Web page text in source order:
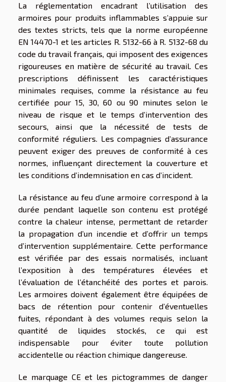
La réglementation encadrant l’utilisation des
armoires pour produits inflammables s’appuie sur
des textes stricts, tels que la norme européenne
EN 14470-1 et les articles R. 5132-66 à R. 5132-68 du
code du travail français, qui imposent des exigences
rigoureuses en matière de sécurité au travail. Ces
prescriptions définissent les caractéristiques
minimales requises, comme la résistance au feu
certifiée pour 15, 30, 60 ou 90 minutes selon le
niveau de risque et le temps d’intervention des
secours, ainsi que la nécessité de tests de
conformité réguliers. Les compagnies d’assurance
peuvent exiger des preuves de conformité à ces
normes, influençant directement la couverture et
les conditions d’indemnisation en cas d’incident.
La résistance au feu d’une armoire correspond à la
durée pendant laquelle son contenu est protégé
contre la chaleur intense, permettant de retarder
la propagation d’un incendie et d’offrir un temps
d’intervention supplémentaire. Cette performance
est vérifiée par des essais normalisés, incluant
l’exposition à des températures élevées et
l’évaluation de l’étanchéité des portes et parois.
Les armoires doivent également être équipées de
bacs de rétention pour contenir d’éventuelles
fuites, répondant à des volumes requis selon la
quantité de liquides stockés, ce qui est
indispensable pour éviter toute pollution
accidentelle ou réaction chimique dangereuse.
Le marquage CE et les pictogrammes de danger